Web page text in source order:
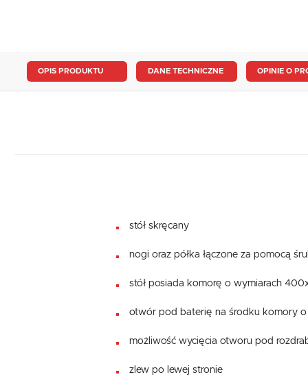
OPIS PRODUKTU DANE TECHNICZNE OPINIE O
stół skręcany
nogi oraz półka łączone za pomocą
stół posiada komorę o wymiarach
otwór pod baterię na środku komory o
możliwość wycięcia otworu pod
zlew po lewej stronie